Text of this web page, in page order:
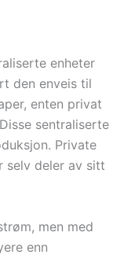
enheter
den enveis til
enten privat
sentraliserte
Private
selv deler av sitt
men med
enn